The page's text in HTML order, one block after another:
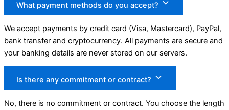
What payment methods do you accept?
We accept payments by credit card (Visa, Mastercard), PayPal,
bank transfer and cryptocurrency. All payments are secure and
your banking details are never stored on our servers.
Is there any commitment or contract?
No, there is no commitment or contract. You choose the length